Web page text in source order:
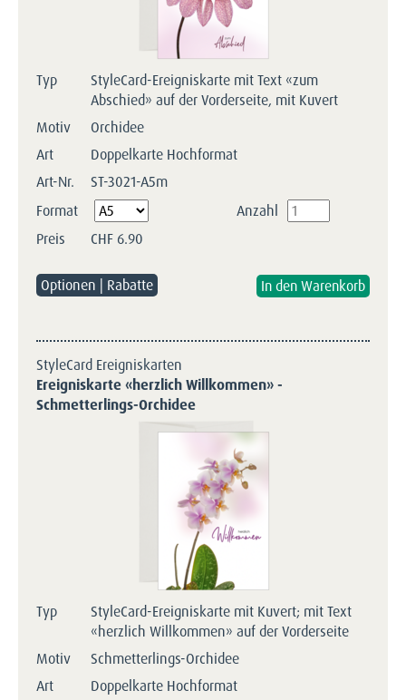
Typ
StyleCard-Ereigniskarte mit Text «zum
Abschied» auf der Vorderseite, mit Kuvert
Motiv
Orchidee
Art
Doppelkarte Hochformat
Art-Nr.
ST-3021-A5m
Pflichtfeld
Format
Anzahl
Preis
CHF 6.90
Optionen | Rabatte
StyleCard Ereigniskarten
Ereigniskarte «herzlich Willkommen» -
Schmetterlings-Orchidee
Typ
StyleCard-Ereigniskarte mit Kuvert; mit Text
«herzlich Willkommen» auf der Vorderseite
Motiv
Schmetterlings-Orchidee
Art
Doppelkarte Hochformat